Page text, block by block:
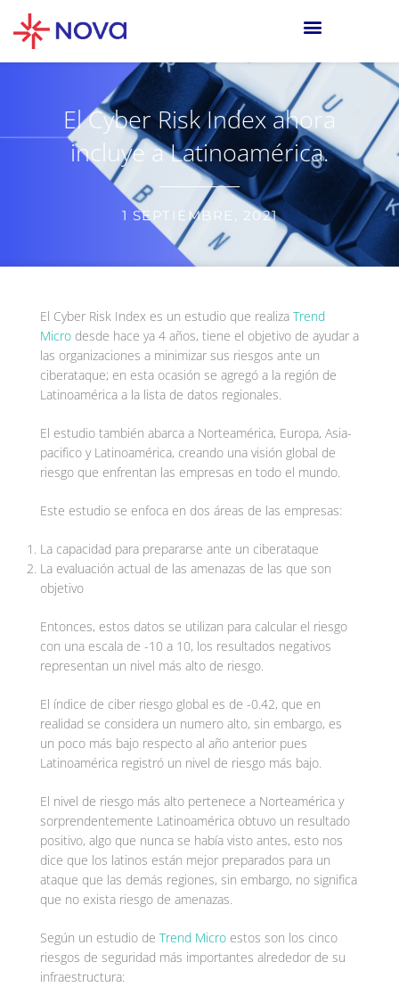
El Cyber Risk Index ahora
incluye a Latinoamérica.
1 SEPTIEMBRE, 2021
El Cyber Risk Index es un estudio que realiza Trend
Microdesde hace ya 4 años, tiene el objetivo de ayudar a
las organizaciones a minimizar sus riesgos ante un
ciberataque; en esta ocasión se agregó a la región de
Latinoamérica a la lista de datos regionales.
El estudio también abarca a Norteamérica, Europa, Asia-
pacifico y Latinoamérica, creando una visión global de
riesgo que enfrentan las empresas en todo el mundo.
Este estudio se enfoca en dos áreas de las empresas:
La capacidad para prepararse ante un ciberataque
La evaluación actual de las amenazas de las que son
objetivo
Entonces, estos datos se utilizan para calcular el riesgo
con una escala de -10 a 10, los resultados negativos
representan un nivel más alto de riesgo.
El índice de ciber riesgo global es de -0.42, que en
realidad se considera un numero alto, sin embargo, es
un poco más bajo respecto al año anterior pues
Latinoamérica registró un nivel de riesgo más bajo.
El nivel de riesgo más alto pertenece a Norteamérica y
sorprendentemente Latinoamérica obtuvo un resultado
positivo, algo que nunca se había visto antes, esto nos
dice que los latinos están mejor preparados para un
ataque que las demás regiones, sin embargo, no significa
que no exista riesgo de amenazas.
Según un estudio de Trend Microestos son los cinco
riesgos de seguridad más importantes alrededor de su
infraestructura: